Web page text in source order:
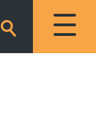
×